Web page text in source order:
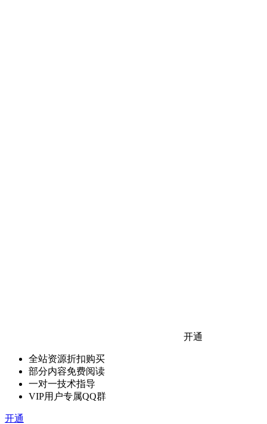
开通
全站资源折扣购买
部分内容免费阅读
一对一技术指导
VIP用户专属QQ群
开通